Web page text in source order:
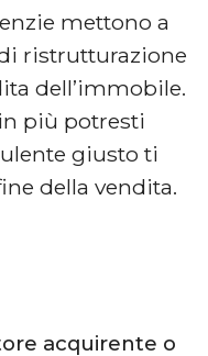
mettono a
ristrutturazione
dell’immobile.
più potresti
giusto ti
della vendita.
acquirente o